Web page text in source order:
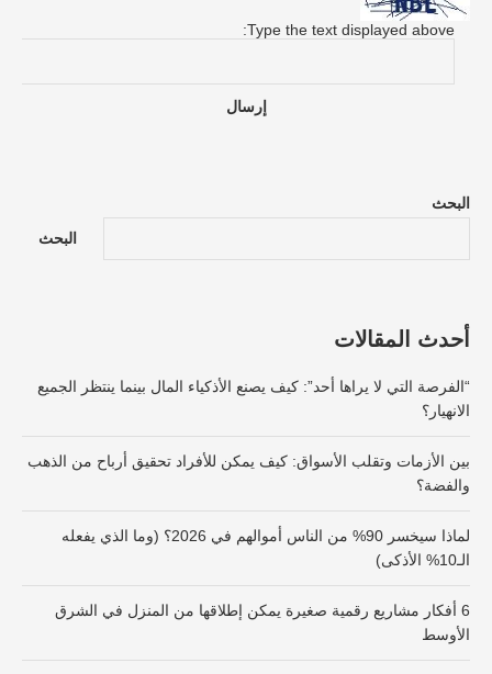
Type the text displayed above:
البحث
البحث
أحدث المقالات
“الفرصة التي لا يراها أحد”: كيف يصنع الأذكياء المال بينما ينتظر الجميع
الانهيار؟
بين الأزمات وتقلب الأسواق: كيف يمكن للأفراد تحقيق أرباح من الذهب
والفضة؟
لماذا سيخسر 90% من الناس أموالهم في 2026؟ (وما الذي يفعله
الـ10% الأذكى)
6 أفكار مشاريع رقمية صغيرة يمكن إطلاقها من المنزل في الشرق
الأوسط